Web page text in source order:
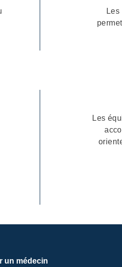
et radiologiques sont
Les
un médecin